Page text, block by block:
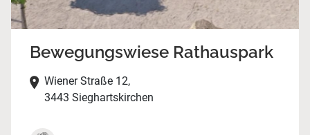
Bewegungswiese Rathauspark
Wiener Straße 12,
3443 Sieghartskirchen